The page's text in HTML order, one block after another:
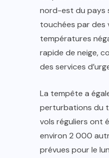
nord-est du pays
touchées par des
températures
rapide de neige,
des services
La tempête a
perturbations du
vols réguliers ont
environ 2 000
prévues pour le